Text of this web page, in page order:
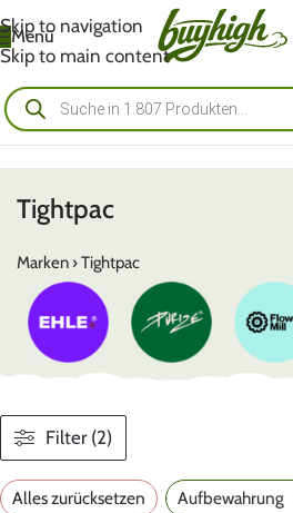
Skip to navigation
Skip to main content
Menü
Tightpac
Marken ›Tightpac
Filter (2)
Alles zurücksetzen Aufbewahrung